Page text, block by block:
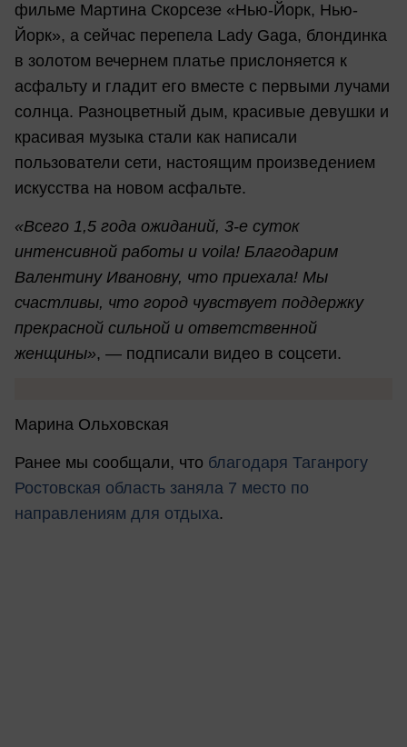
фильме Мартина Скорсезе «Нью-Йорк, Нью-
Йорк», а сейчас перепела Lady Gaga, блондинка
в золотом вечернем платье прислоняется к
асфальту и гладит его вместе с первыми лучами
солнца. Разноцветный дым, красивые девушки и
красивая музыка стали как написали
пользователи сети, настоящим произведением
искусства на новом асфальте.
«Всего 1,5 года ожиданий, 3-е суток
интенсивной работы и voila! Благодарим
Валентину Ивановну, что приехала! Мы
счастливы, что город чувствует поддержку
прекрасной сильной и ответственной
женщины», — подписали видео в соцсети.
Марина Ольховская
Ранее мы сообщали, что благодаря Таганрогу
Ростовская область заняла 7 место по
направлениям для отдыха.